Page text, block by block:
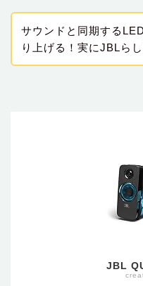
サウンドと同期する
り上げる！実にJBLら
JBL